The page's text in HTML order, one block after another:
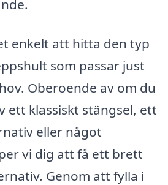
enkelt att hitta den typ
som passar just
Oberoende av om du
ett klassiskt stängsel, ett
eller något
vi dig att få ett brett
Genom att fylla i